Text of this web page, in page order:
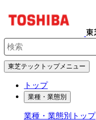
検索キーワード入力
東芝テックトップメニュー
トップ
業種・業態別
業種・業態別トップ